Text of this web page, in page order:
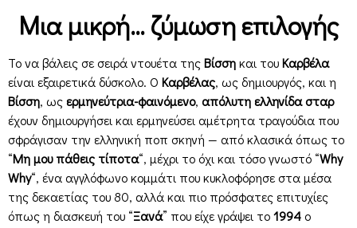
Μια μικρή… ζύμωση επιλογής
Το να βάλεις σε σειρά ντουέτα τηςΒίσσηκαι τουΚαρβέλα
είναι εξαιρετικά δύσκολο. Ο Καρβέλας, ως δημιουργός, και η
Βίσση, ως ερμηνεύτρια-φαινόμενο, απόλυτη ελληνίδα σταρ
έχουν δημιουργήσει και ερμηνεύσει αμέτρητα τραγούδια που
σφράγισαν την ελληνική ποπ σκηνή — από κλασικά όπως το
“Μη μου πάθεις τίποτα“, μέχρι το όχι και τόσο γνωστό “Why
Why“, ένα αγγλόφωνο κομμάτι που κυκλοφόρησε στα μέσα
της δεκαετίας του 80, αλλά και πιο πρόσφατες επιτυχίες
όπως η διασκευή του “Ξανά” που είχε γράψει το1994 ο